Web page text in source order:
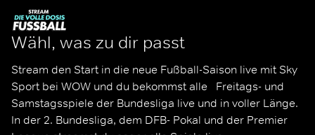
Wähl, was zu dir passt
Stream den Start in die neue Fußball-Saison live mit Sky
Sport bei WOW und du bekommst alle   Freitags- und
Samstagsspiele der Bundesliga live und in voller Länge.
In der 2. Bundesliga, dem DFB- Pokal und der Premier